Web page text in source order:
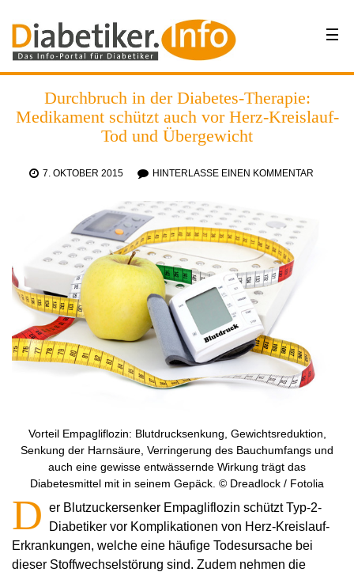
Durchbruch in der Diabetes-Therapie:
Medikament schützt auch vor Herz-Kreislauf-
Tod und Übergewicht
7. OKTOBER 2015 HINTERLASSE EINEN KOMMENTAR
Vorteil Empagliflozin: Blutdrucksenkung, Gewichtsreduktion,
Senkung der Harnsäure, Verringerung des Bauchumfangs und
auch eine gewisse entwässernde Wirkung trägt das
Diabetesmittel mit in seinem Gepäck. © Dreadlock / Fotolia
D er Blutzuckersenker Empagliflozin schützt Typ-2-
Diabetiker vor Komplikationen von Herz-Kreislauf-
Erkrankungen, welche eine häufige Todesursache bei
dieser Stoffwechselstörung sind. Zudem nehmen die